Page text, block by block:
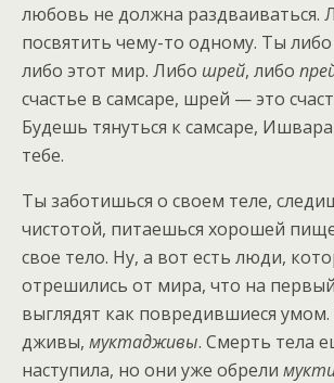
любовь не должна раздваиваться.
посвятить чему-то одному. Ты
либо этот мир. Либо шрей, либо
счастье в самсаре, шрей — это
Будешь тянуться к самсаре,
тебе.
Ты заботишься о своем теле,
чистотой, питаешься хорошей
свое тело. Ну, а вот есть люди,
отрешились от мира, что на
выглядят как повредившиеся
дживы, муктадживы. Смерть тела
наступила, но они уже обрели